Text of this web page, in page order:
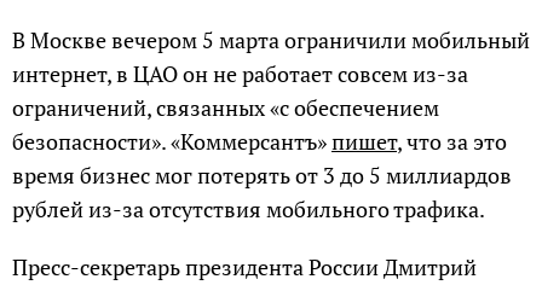
В Москве вечером 5 марта ограничили мобильный
интернет, в ЦАО он не работает совсем из-за
ограничений, связанных «с обеспечением
безопасности». «Коммерсантъ»пишет, что за это
время бизнес мог потерять от 3 до 5 миллиардов
рублей из-за отсутствия мобильного трафика.
Пресс-секретарь президента России Дмитрий